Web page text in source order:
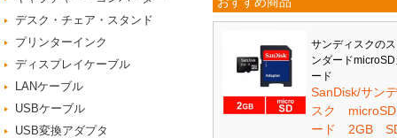
デスク・チェア・スタンド
プリンターインク
ディスプレイケーブル
LANケーブル
USBケーブル
USB変換アダプタ
サンディスクの
ンダード
ード
SanDisk/サン
スク
ード 2GB